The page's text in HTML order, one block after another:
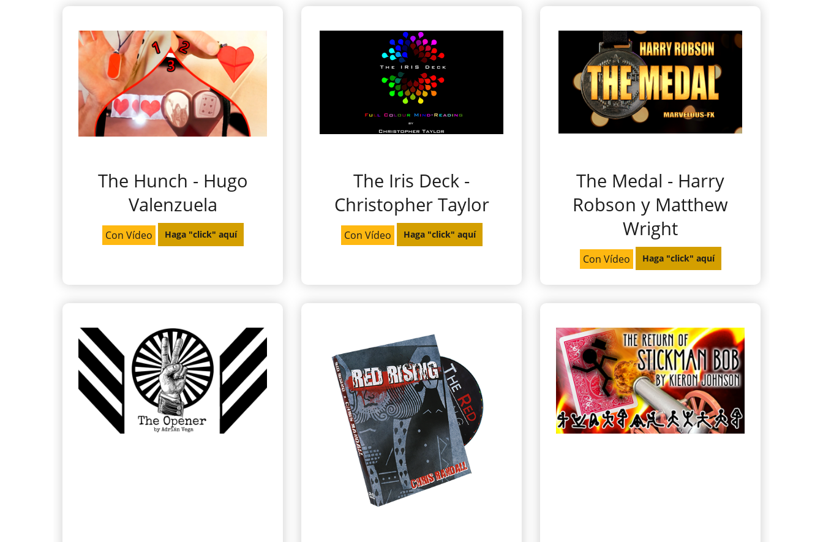
The Hunch - Hugo
Valenzuela
Con Vídeo Haga "click" aquí
The Iris Deck -
Christopher Taylor
Con Vídeo Haga "click" aquí
The Medal - Harry
Robson y Matthew
Wright
Con Vídeo Haga "click" aquí